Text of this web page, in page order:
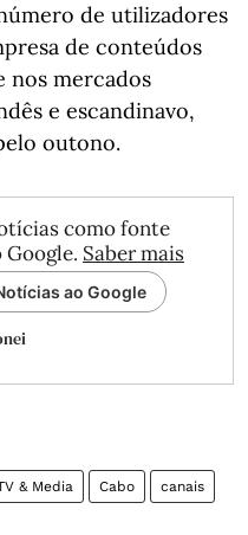
de utilizadores
de conteúdos
nos mercados
e escandinavo,
outono.
como fonte
Saber mais
ao Google
& Media Cabo canais